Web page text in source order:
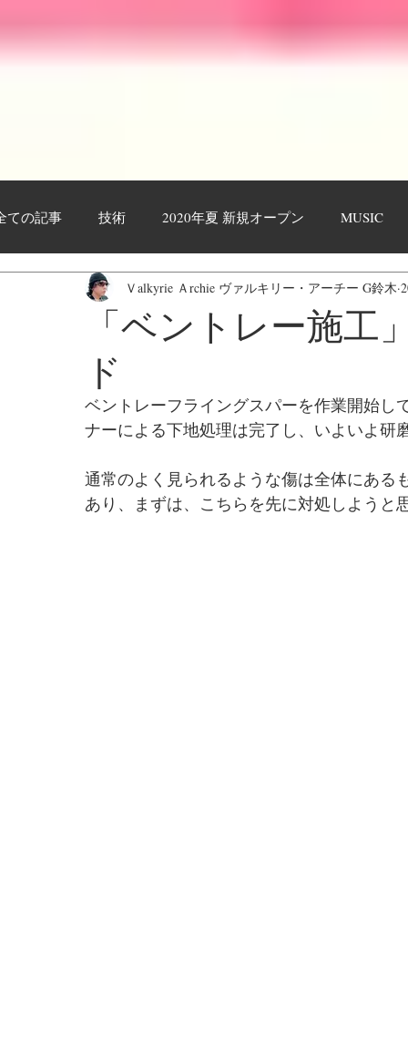
ての記事 技術 2020年夏 新規オープン MUSIC
作業工程・レポート 日々日記 お客様
「ベントレー施
ド
Ｖalkyrie Ａrchie ヴァルキリー・アーチー G鈴木
ベントレーフライングスパーを作業開始し
ナーによる下地処理は完了し、いよいよ研
通常のよく見られるような傷は全体にある
あり、まずは、こちらを先に対処しようと